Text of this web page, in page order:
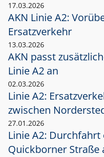
17.03.2026
AKN Linie A2:
Ersatzverkehr
13.03.2026
AKN passt
Linie A2 an
02.03.2026
Linie A2:
zwischen
27.01.2026
Linie A2:
Quickborner Straße